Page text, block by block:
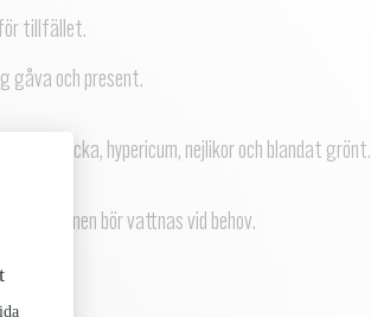
för tillfället.
gåva och present.
prärieklocka, hypericum, nejlikor och blandat grönt.
bör vattnas vid behov.